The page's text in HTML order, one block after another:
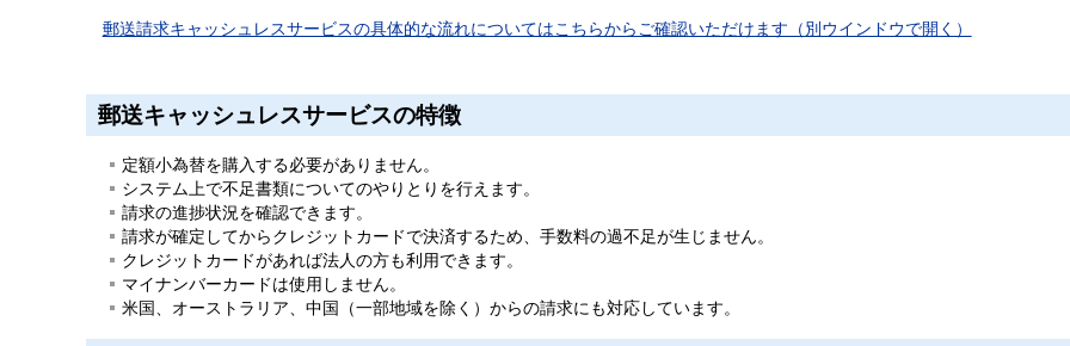
郵送請求キャッシュレスサービスの具体的な流れについてはこちらからご確認いただけます（別ウインドウで開く）
郵送キャッシュレスサービスの特徴
定額小為替を購入する必要がありません。
システム上で不足書類についてのやりとりを行えます。
請求の進捗状況を確認できます。
請求が確定してからクレジットカードで決済するため、手数料の過不足が生じません。
クレジットカードがあれば法人の方も利用できます。
マイナンバーカードは使用しません。
米国、オーストラリア、中国（一部地域を除く）からの請求にも対応しています。